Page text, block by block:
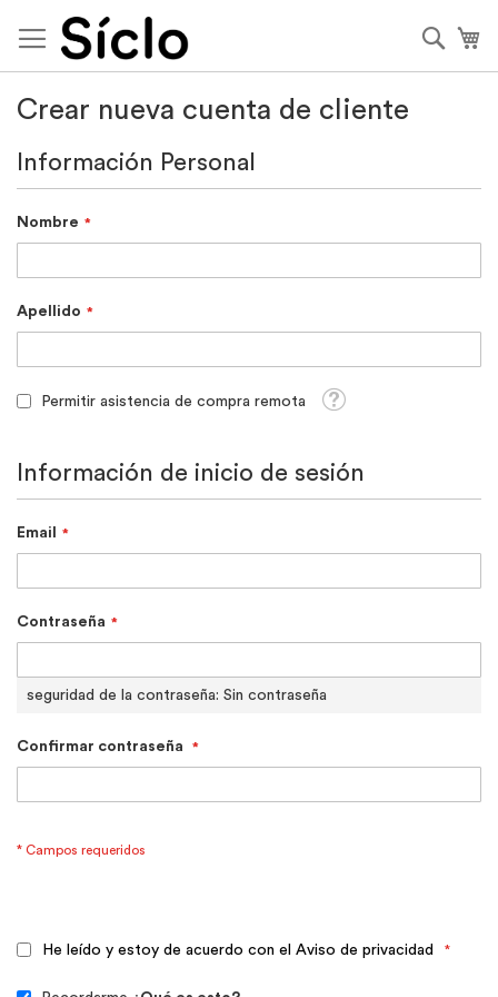
al
contenido
Crear nueva cuenta de cliente
Información Personal
Nombre
Apellido
Permitir asistencia de compra remota Tooltip
Información de inicio de sesión
Email
Contraseña
seguridad de la contraseña: Sin contraseña
Confirmar contraseña
He leído y estoy de acuerdo con el Aviso de privacidad